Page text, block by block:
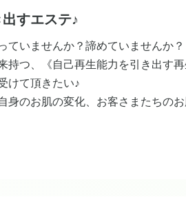
すエステ♪
ていませんか？諦めていませんか？
持つ、《自己再生能力を引き出す
けて頂きたい♪
身のお肌の変化、お客さまたちの